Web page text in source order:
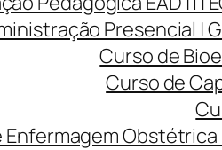
Presencial |
Curso de
Curso de
Enfermagem